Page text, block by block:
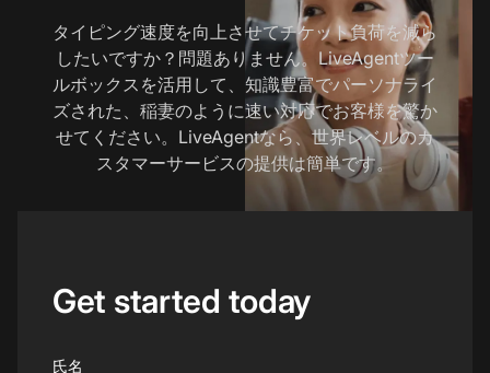
タイピング速度を向上させてチケット負荷を減ら
したいですか？問題ありません。LiveAgentツー
ルボックスを活用して、知識豊富でパーソナライ
ズされた、稲妻のように速い対応でお客様を驚か
せてください。LiveAgentなら、世界レベルのカ
スタマーサービスの提供は簡単です。
Get started today
氏名